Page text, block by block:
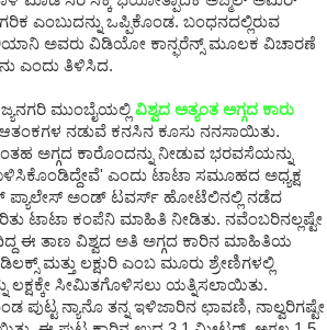
ಎಂಬುದನ್ನು ಒಪ್ಪಿಕೊಂಡ. ಬಂಧನದಲ್ಲಿರುವ
ಅವರು ವಿಡಿಯೋ ಕಾನ್ಫರೆನ್ಸ್ ಮೂಲಕ ವಿಚಾರಣೆ
ಎಂದು ತಿಳಿಸಿದ.
ಮುಂಬೈಯಲ್ಲಿ ವಿಶ್ವದ ಅತ್ಯಂತ ಅಗ್ಗದ ಕಾರು
ನಡುವೆ ಕನಸಿನ ಕೂಸು ನನಸಾಯಿತು.
ಅಗ್ಗದ ಕಾರೊಂದನ್ನು ನೀಡುವ ಭರವಸೆಯನ್ನು
ಎಂದು ಟಾಟಾ ಸಮೂಹದ ಅಧ್ಯಕ್ಷ
ಅಂಡ್ ಟವರ್ಸ್‌ ಹೋಟೆಲಿನಲ್ಲಿ ನಡೆದ
ಟಾಟಾ ಕಂಪೆನಿ ಮಾಹಿತಿ ನೀಡಿತು. ನವೆಂಬರಿನಲ್ಲಷ್ಟೇ
ಈ ತಾಣ ವಿಶ್ವದ ಅತಿ ಅಗ್ಗದ ಕಾರಿನ ಮಾಹಿತಿಯ
ಮತ್ತು ಲಕ್ಷುರಿ ಎಂಬ ಮೂರು ಶ್ರೇಣಿಗಳಲ್ಲಿ
ಸೀಮಿತಗೊಳಿಸಲು ಯತ್ನಿಸಲಾಯಿತು.
ನ್ಯಾನೊ ತನ್ನ ಇಳಿಜಾರಿನ ಛಾವಣಿ, ನಾಲ್ವರಿಗಷ್ಟೇ